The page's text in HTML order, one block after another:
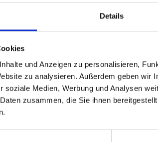
Details
und Anzeigen zu personalisieren,
zu analysieren. Außerdem geben wir
soziale Medien, Werbung und Analysen
zusammen, die Sie ihnen
bei
PRO